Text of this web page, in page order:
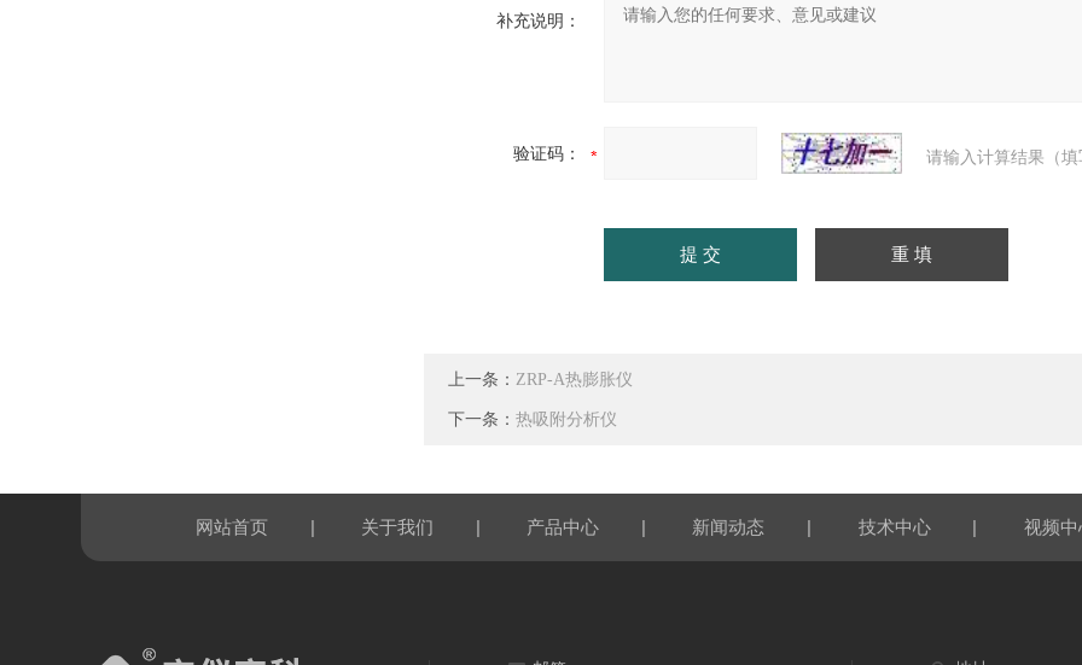
补充说明：
验证码： 请输入计算结果（
上一条： ZRP-A热膨胀仪
下一条：热吸附分析仪
网站首页 | 关于我们 | 产品中心 | 新闻动态 | 技术中心 | 视频中